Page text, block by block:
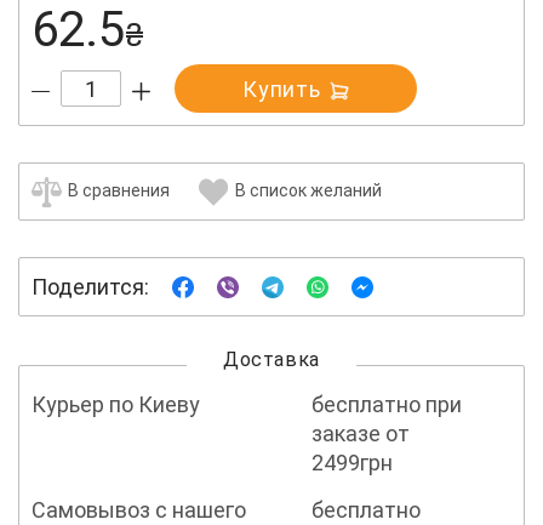
62.5₴
Купить
В сравнения В список желаний
Поделится:
Доставка
Курьер по Киеву
бесплатно при
заказе от
2499грн
Самовывоз с нашего
бесплатно